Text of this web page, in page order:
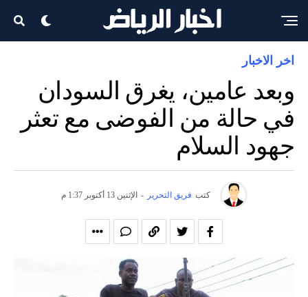
اخر الاخبار
وبعد عامين، يغرق السودان
في حالة من الفوضى مع تعثر
جهود السلام
كتب فريق التحرير - الإثنين 13 أكتوبر 1:37 م